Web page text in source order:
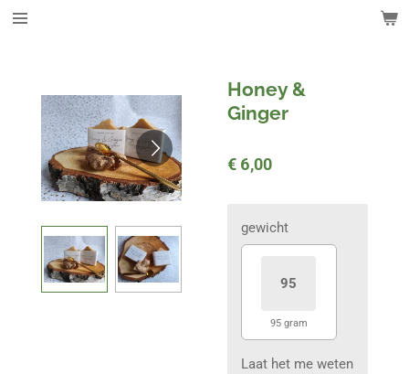
Ga
hoofdinhoud
Honey &
Ginger
€ 6,00
gewicht
95
95 gram
Laat het me weten